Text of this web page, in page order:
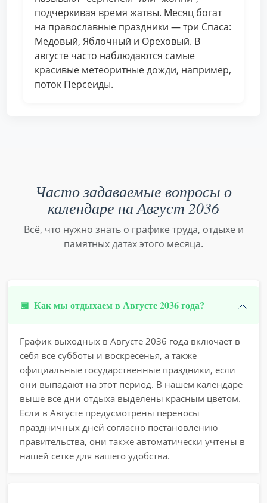
подчеркивая время жатвы. Месяц богат
на православные праздники — три Спаса:
Медовый, Яблочный и Ореховый. В
августе часто наблюдаются самые
красивые метеоритные дожди, например,
поток Персеиды.
Часто задаваемые вопросы о
календаре на Август 2036
Всё, что нужно знать о графике труда, отдыхе и
памятных датах этого месяца.
📅 Как мы отдыхаем в Августе 2036 года?
График выходных в Августе 2036 года включает в
себя все субботы и воскресенья, а также
официальные государственные праздники, если
они выпадают на этот период. В нашем календаре
выше все дни отдыха выделены красным цветом.
Если в Августе предусмотрены переносы
праздничных дней согласно постановлению
правительства, они также автоматически учтены в
нашей сетке для вашего удобства.